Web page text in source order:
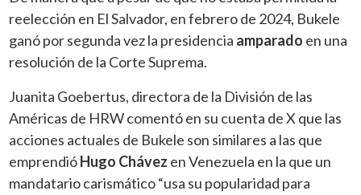
reelección en El Salvador, en febrero de 2024, Bukele
ganó por segunda vez la presidencia amparado en una
resolución de la Corte Suprema.
Juanita Goebertus, directora de la División de las
Américas de HRW comentó en su cuenta de X que las
acciones actuales de Bukele son similares a las que
emprendióHugo Chávez en Venezuela en la que un
mandatario carismático “usa su popularidad para